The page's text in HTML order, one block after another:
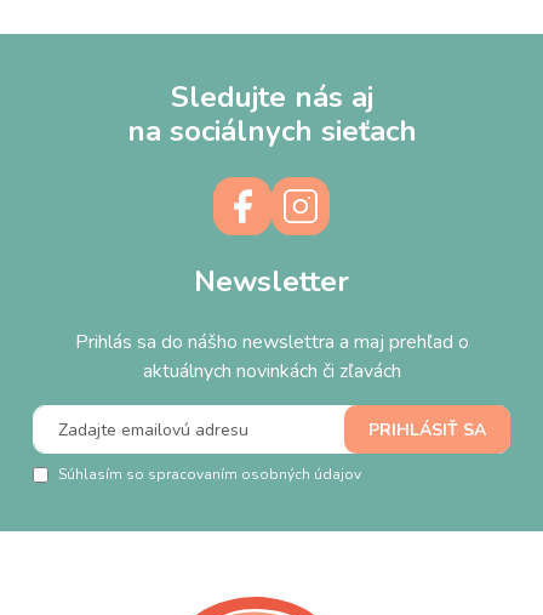
Sledujte nás aj
na sociálnych sieťach
Newsletter
Prihlás sa do nášho newslettra a maj prehľad o
aktuálnych novinkách či zľavách
Súhlasím so spracovaním osobných údajov